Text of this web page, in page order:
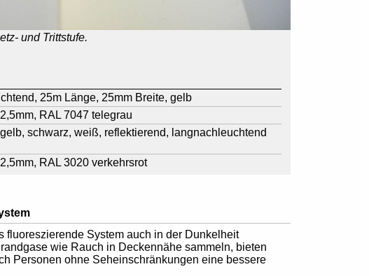
und Trittstufe.
25m Länge, 25mm Breite, gelb
RAL 7047 telegrau
schwarz, weiß, reflektierend, langnachleuchtend
RAL 3020 verkehrsrot
fluoreszierende System auch in der Dunkelheit
wie Rauch in Deckennähe sammeln, bieten
Personen ohne Seheinschränkungen eine bessere